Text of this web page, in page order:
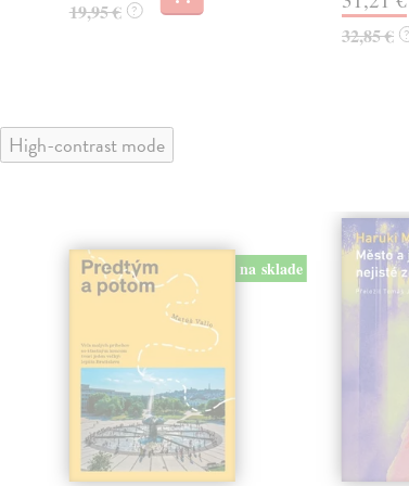
19,95 € ?
32,85 €
High-contrast mode
na sklade